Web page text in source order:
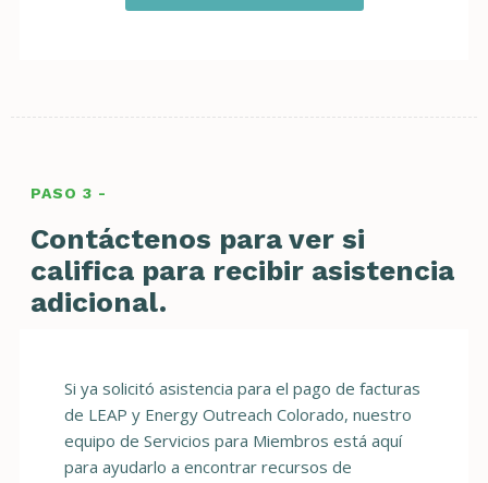
PASO 3 -
Contáctenos para ver si
califica para recibir asistencia
adicional.
Si ya solicitó asistencia para el pago de facturas
de LEAP y Energy Outreach Colorado, nuestro
equipo de Servicios para Miembros está aquí
para ayudarlo a encontrar recursos de